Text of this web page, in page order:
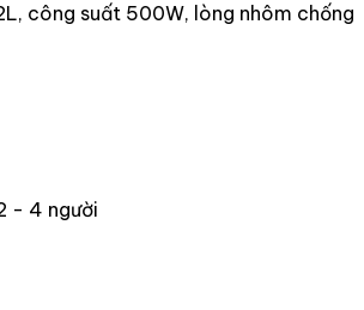
công suất 500W, lòng nhôm chống
- 4 người